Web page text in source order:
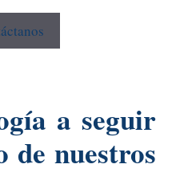
a seguir
de nuestros